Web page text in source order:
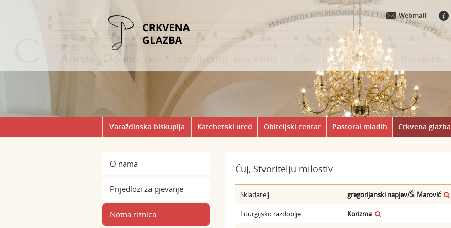
Webmail
Varaždinska biskupija Katehetski ured Obiteljski centar Pastoral mladih Crkvena glazba
O nama
Prijedlozi za pjevanje
Notna riznica
Čuj, Stvoritelju milostiv
Skladatelj gregorijanski napjev/Š. Marović
Liturgijsko razdoblje Korizma